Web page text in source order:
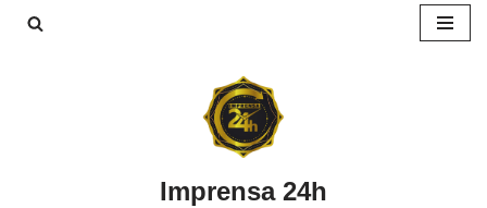
Imprensa 24h